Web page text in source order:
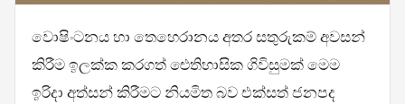
වොෂිංටනය හා තෙහෙරානය අතර සතුරුකම් අවසන්
කිරීම ඉලක්ක කරගත් ඓතිහාසික ගිවිසුමක් මෙම
ඉරිදා අත්සන් කිරීමට නියමිත බව එක්සත් ජනපද